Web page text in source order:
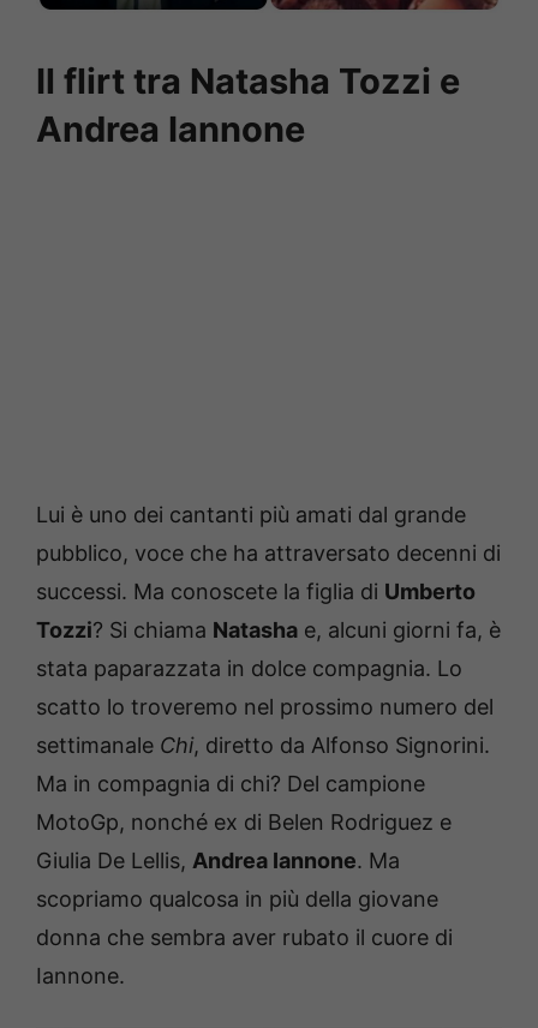
Il flirt tra Natasha Tozzi e
Andrea Iannone
Lui è uno dei cantanti più amati dal grande
pubblico, voce che ha attraversato decenni di
successi. Ma conoscete la figlia di Umberto
Tozzi? Si chiama Natasha e, alcuni giorni fa, è
stata paparazzata in dolce compagnia. Lo
scatto lo troveremo nel prossimo numero del
settimanale Chi, diretto da Alfonso Signorini.
Ma in compagnia di chi? Del campione
MotoGp, nonché ex di Belen Rodriguez e
Giulia De Lellis, Andrea Iannone. Ma
scopriamo qualcosa in più della giovane
donna che sembra aver rubato il cuore di
Iannone.